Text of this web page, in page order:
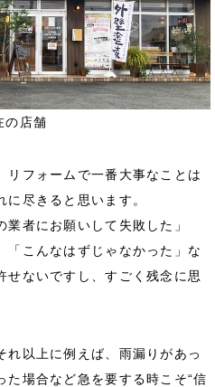
の店舗
リフォームで一番大事なことは
に尽きると思います。
者にお願いして失敗した」
「こんなはずじゃなかった」な
せないですし、すごく残念に思
れ以上に例えば、雨漏りがあっ
た場合など急を要する時こそ“信